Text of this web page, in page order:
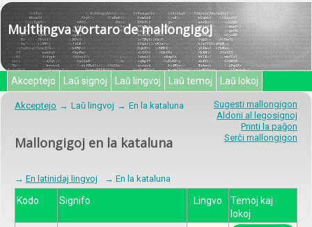
Multlingva vortaro de mallongigoj
Akceptejo Laŭ signoj Laŭ lingvoj Laŭ temoj Laŭ lokoj
Sugesti mallongigon
Aldoni al legosignoj
Printi la paĝon
Serĉi mallongigon
Akceptejo Laŭ lingvoj En la kataluna
Mallongigoj en la kataluna
→ En latinidaj lingvoj → En la kataluna
Kodo Signifo Lingvo
Temoj kaj
lokoj